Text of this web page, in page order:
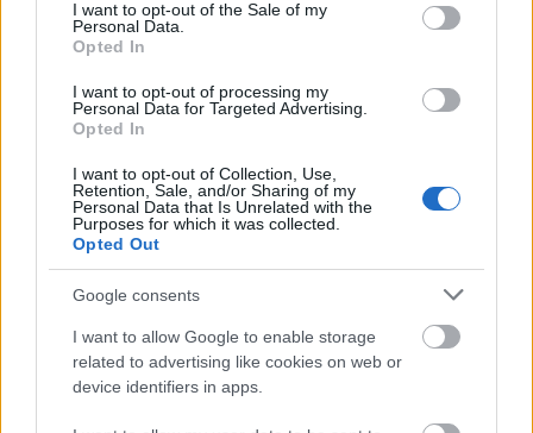
I want to opt-out of the Sale of my
Personal Data.
Opted In
I want to opt-out of processing my
Personal Data for Targeted Advertising.
Opted In
I want to opt-out of Collection, Use,
Retention, Sale, and/or Sharing of my
Personal Data that Is Unrelated with the
Purposes for which it was collected.
Opted Out
Google consents
I want to allow Google to enable storage
related to advertising like cookies on web or
device identifiers in apps.
héttől, mert filmet írni nem lehet, csak átírni" -
mesélteKern András
Kern András ésVámos Miklóseddig egy
játékfilmben dolgozott együtt, az 1984-ben készül
Hanyatt-homlokban.Vámos Miklós
hogy negyedszázaddal ezelőtt huzamosabban
Amerikában tartózkodott, és a Yale Egyetemen volt,
amikorJoseph Heller
híres amerikai író megkérdezte tőle, írt-e már vidám,
szép színdarabot vagy regényt a halálról.
Vámos
nemmel válaszolt, mire Heller közölte, addig nem
lesz kész író, amíg ez meg nem történik.